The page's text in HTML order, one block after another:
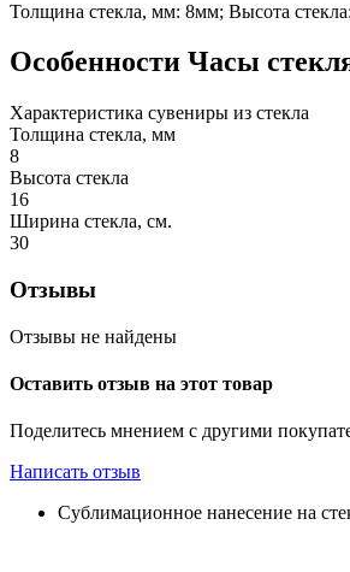
Толщина стекла, мм: 8мм; Высота
Особенности Часы
Характеристика сувениры из стекла
Толщина стекла, мм
8
Высота стекла
16
Ширина стекла, см.
30
Отзывы
Отзывы не найдены
Оставить отзыв на этот товар
Поделитесь мнением с другими
Написать отзыв
Сублимационное нанесение на